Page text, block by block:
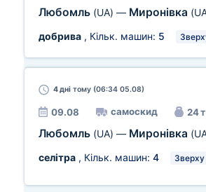
Любомль (UA) — Миронівка
добрива , Кільк. машин: 5
4 дні тому (06:34 05.08)
09.08 самоскид 24 т
Любомль (UA) — Миронівка
селітра , Кільк. машин: 4 Зверху